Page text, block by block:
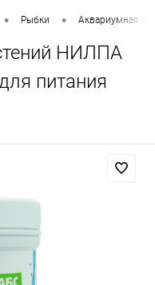
• Рыбки • Аквариумная
НИЛПА
питания